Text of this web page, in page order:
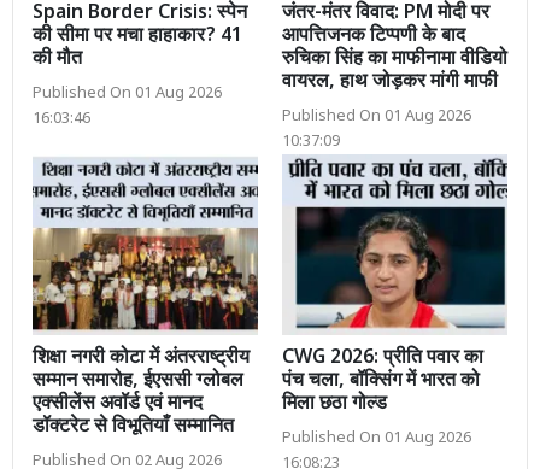
Spain Border Crisis: स्पेन
की सीमा पर मचा हाहाकार? 41
की मौत
Published On 01 Aug 2026
16:03:46
जंतर-मंतर विवाद: PM मोदी पर
आपत्तिजनक टिप्पणी के बाद
रुचिका सिंह का माफीनामा वीडियो
वायरल, हाथ जोड़कर मांगी माफी
Published On 01 Aug 2026
10:37:09
शिक्षा नगरी कोटा में अंतरराष्ट्रीय
सम्मान समारोह, ईएससी ग्लोबल
एक्सीलेंस अवॉर्ड एवं मानद
डॉक्टरेट से विभूतियाँ सम्मानित
Published On 02 Aug 2026
CWG 2026: प्रीति पवार का
पंच चला, बॉक्सिंग में भारत को
मिला छठा गोल्ड
Published On 01 Aug 2026
16:08:23